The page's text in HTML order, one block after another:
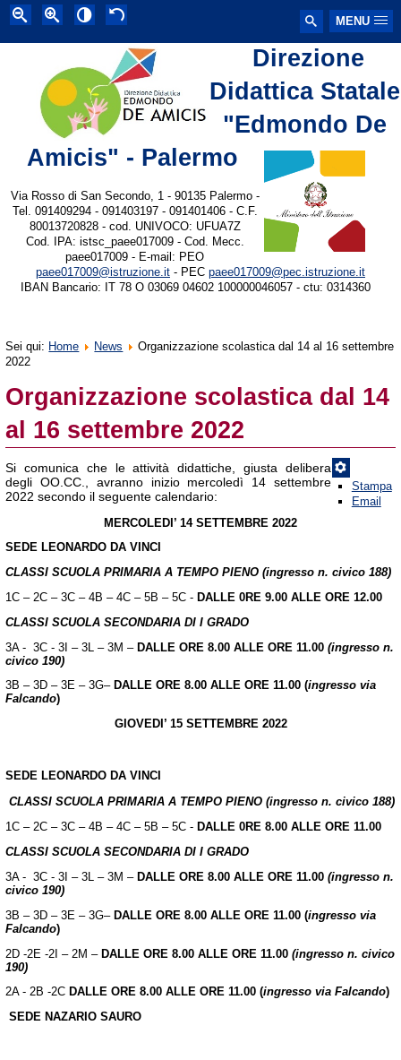
MENU
Direzione
Didattica Statale
"Edmondo De
Amicis" - Palermo
Via Rosso di San Secondo, 1 - 90135 Palermo -
Tel. 091409294 - 091403197 - 091401406 - C.F.
80013720828 - cod. UNIVOCO: UFUA7Z
Cod. IPA: istsc_paee017009 - Cod. Mecc.
paee017009 - E-mail: PEO
paee017009@istruzione.it - PEC paee017009@pec.istruzione.it
IBAN Bancario: IT 78 O 03069 04602 100000046057 - ctu: 0314360
Sei qui: Home News
Organizzazione scolastica dal 14 al 16 settembre
2022
Organizzazione scolastica dal 14
al 16 settembre 2022
Stampa
Email
Si comunica che le attività didattiche, giusta delibera
degli OO.CC., avranno inizio mercoledì 14 settembre
2022 secondo il seguente calendario:
MERCOLEDI’ 14 SETTEMBRE 2022
SEDE LEONARDO DA VINCI
CLASSI SCUOLA PRIMARIA A TEMPO PIENO (ingresso n. civico 188)
1C – 2C – 3C – 4B – 4C – 5B – 5C - DALLE 0RE 9.00 ALLE ORE 12.00
CLASSI SCUOLA SECONDARIA DI I GRADO
3A - 3C - 3I – 3L – 3M –DALLE ORE 8.00 ALLE ORE 11.00(ingresso n.
civico 190)
3B – 3D – 3E – 3G– DALLE ORE 8.00 ALLE ORE 11.00 (ingresso via
Falcando)
GIOVEDI’ 15 SETTEMBRE 2022
SEDE LEONARDO DA VINCI
CLASSI SCUOLA PRIMARIA A TEMPO PIENO (ingresso n. civico 188)
1C – 2C – 3C – 4B – 4C – 5B – 5C - DALLE 0RE 8.00 ALLE ORE 11.00
CLASSI SCUOLA SECONDARIA DI I GRADO
3A - 3C - 3I – 3L – 3M – DALLE ORE 8.00 ALLE ORE 11.00(ingresso n.
civico 190)
3B – 3D – 3E – 3G– DALLE ORE 8.00 ALLE ORE 11.00 (ingresso via
Falcando)
2D -2E -2I – 2M –DALLE ORE 8.00 ALLE ORE 11.00(ingresso n. civico
190)
2A - 2B -2C DALLE ORE 8.00 ALLE ORE 11.00 (ingresso via Falcando)
SEDE NAZARIO SAURO